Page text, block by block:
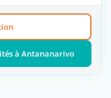
à Antananarivo